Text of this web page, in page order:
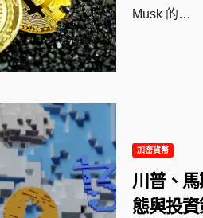
Musk 的…
加密貨幣
川普、
態與投